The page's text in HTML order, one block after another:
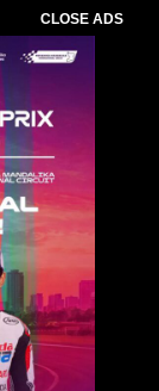
CLOSE ADS